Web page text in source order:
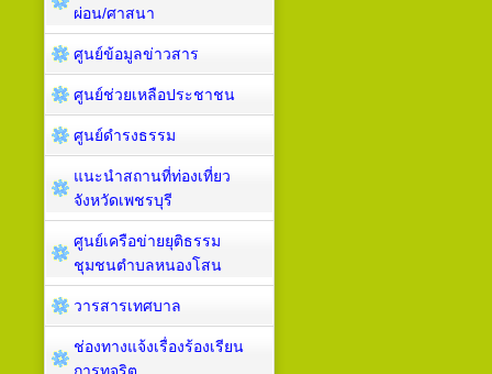
ผ่อน/ศาสนา
ศูนย์ข้อมูลข่าวสาร
ศูนย์ช่วยเหลือประชาชน
ศูนย์ดำรงธรรม
แนะนำสถานที่ท่องเที่ยว
จังหวัดเพชรบุรี
ศูนย์เครือข่ายยุติธรรม
ชุมชนตำบลหนองโสน
วารสารเทศบาล
ช่องทางแจ้งเรื่องร้องเรียน